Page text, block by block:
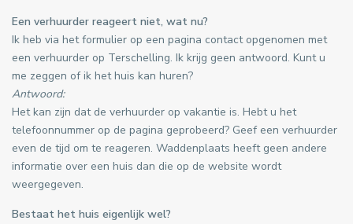
Een verhuurder reageert niet, wat nu?
Ik heb via het formulier op een pagina contact opgenomen met
een verhuurder op Terschelling. Ik krijg geen antwoord. Kunt u
me zeggen of ik het huis kan huren?
Antwoord:
Het kan zijn dat de verhuurder op vakantie is. Hebt u het
telefoonnummer op de pagina geprobeerd? Geef een verhuurder
even de tijd om te reageren. Waddenplaats heeft geen andere
informatie over een huis dan die op de website wordt
weergegeven.
Bestaat het huis eigenlijk wel?